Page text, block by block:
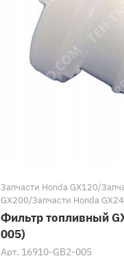
Запчасти Honda GX120/
GX200/Запчасти Honda
Honda GX340/Запчасти
Фильтр топливный
005)
Арт. 16910-GB2-005